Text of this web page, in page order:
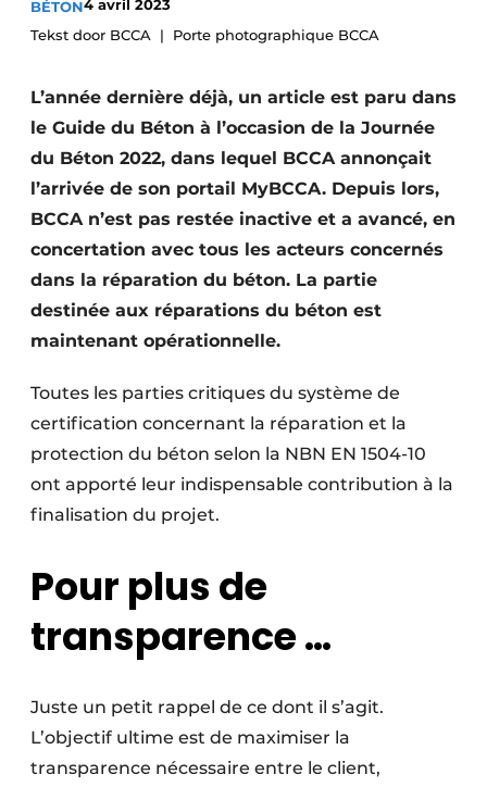
Construction bois
Contrôle d’accès
Fondations
Géotextiles
Infrastructures souterraines et égouttage
Protection solaire
Sécurité incendie
Software
Techniques ferroviaires
Travaux ferroviaires
BÉTON4 avril 2023
Tekst door BCCA
Porte photographique BCCA
L’année dernière déjà, un article est paru dans
le Guide du Béton à l’occasion de la Journée
du Béton 2022, dans lequel BCCA annonçait
l’arrivée de son portail MyBCCA. Depuis lors,
BCCA n’est pas restée inactive et a avancé, en
concertation avec tous les acteurs concernés
dans la réparation du béton. La partie
destinée aux réparations du béton est
maintenant opérationnelle.
Toutes les parties critiques du système de
certification concernant la réparation et la
protection du béton selon la NBN EN 1504-10
ont apporté leur indispensable contribution à la
finalisation du projet.
Pour plus de
transparence …
Juste un petit rappel de ce dont il s’agit.
L’objectif ultime est de maximiser la
transparence nécessaire entre le client,